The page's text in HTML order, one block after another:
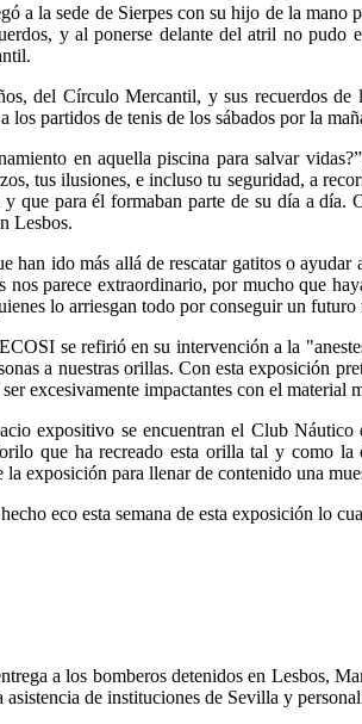
a la sede de Sierpes con su hijo de la
y al ponerse delante del atril no
del Círculo Mercantil, y sus recuerdos
los partidos de tenis de los sábados por la
en aquella piscina para salvar
tus ilusiones, e incluso tu seguridad, a
que para él formaban parte de su día a
Lesbos.
han ido más allá de rescatar gatitos o
parece extraordinario, por mucho que
lo arriesgan todo por conseguir un
se refirió en su intervención a la
a nuestras orillas. Con esta exposición
excesivamente impactantes con el material
expositivo se encuentran el Club
que ha recreado esta orilla tal y como
exposición para llenar de contenido una
eco esta semana de esta exposición lo
a los bomberos detenidos en Lesbos,
de instituciones de Sevilla y